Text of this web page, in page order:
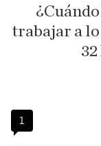
trabajar a lo
1